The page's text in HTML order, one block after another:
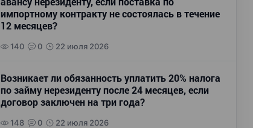
импортному контракту не состоялась в течение
12 месяцев?
140 0 22 июля 2026
Возникает ли обязанность уплатить 20% налога
по займу нерезиденту после 24 месяцев, если
договор заключен на три года?
148 0 22 июля 2026